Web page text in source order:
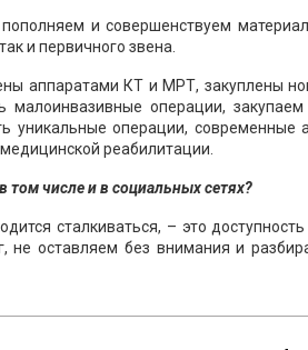
и совершенствуем
и первичного звена.
аппаратами КТ и МРТ, закуплены
операции, закупаем
операции, современные
реабилитации.
числе и в социальных сетях?
сталкиваться, – это
оставляем без внимания и